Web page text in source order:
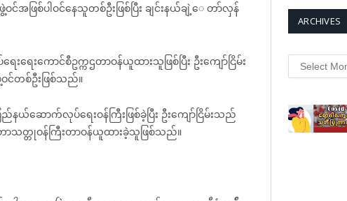
အဖြစ်ပါဝင်နေသူတစ်ဦးဖြစ်ပြီး ချင်းနယ်ချဲ့ေ တာ်လှန်
ေးကောင်စီဥက္ကဌတာဝန်ယူထားသူဖြစ်ပြီး ဦးကျော်ငြိမ်း
င်တစ်ဦးဖြစ်သည်။
ယ်ဆောက်လုပ်ရေးဝန်ကြီးဖြစ်ခဲ့ပြီး ဦးကျော်ငြိမ်းသည်
သတ္တုဝန်ကြီးတာဝန်ယူထားခဲ့သူဖြစ်သည်။
ARCHIVES
Archives